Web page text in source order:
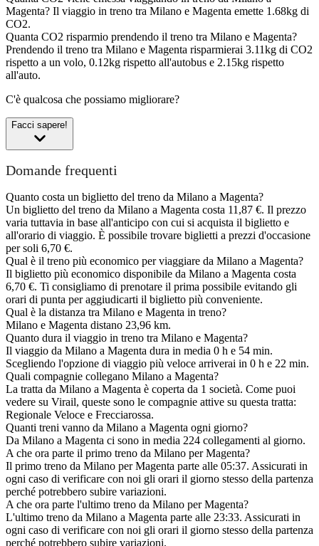
Magenta? Il viaggio in treno tra Milano e Magenta emette 1.68kg di
CO2.
Quanta CO2 risparmio prendendo il treno tra Milano e Magenta?
Prendendo il treno tra Milano e Magenta risparmierai 3.11kg di CO2
rispetto a un volo, 0.12kg rispetto all'autobus e 2.15kg rispetto
all'auto.
C'è qualcosa che possiamo migliorare?
Facci sapere!
Domande frequenti
Quanto costa un biglietto del treno da Milano a Magenta?
Un biglietto del treno da Milano a Magenta costa 11,87 €. Il prezzo
varia tuttavia in base all'anticipo con cui si acquista il biglietto e
all'orario di viaggio. È possibile trovare biglietti a prezzi d'occasione
per soli 6,70 €.
Qual è il treno più economico per viaggiare da Milano a Magenta?
Il biglietto più economico disponibile da Milano a Magenta costa
6,70 €. Ti consigliamo di prenotare il prima possibile evitando gli
orari di punta per aggiudicarti il biglietto più conveniente.
Qual è la distanza tra Milano e Magenta in treno?
Milano e Magenta distano 23,96 km.
Quanto dura il viaggio in treno tra Milano e Magenta?
Il viaggio da Milano a Magenta dura in media 0 h e 54 min.
Scegliendo l'opzione di viaggio più veloce arriverai in 0 h e 22 min.
Quali compagnie collegano Milano a Magenta?
La tratta da Milano a Magenta è coperta da 1 società. Come puoi
vedere su Virail, queste sono le compagnie attive su questa tratta:
Regionale Veloce e Frecciarossa.
Quanti treni vanno da Milano a Magenta ogni giorno?
Da Milano a Magenta ci sono in media 224 collegamenti al giorno.
A che ora parte il primo treno da Milano per Magenta?
Il primo treno da Milano per Magenta parte alle 05:37. Assicurati in
ogni caso di verificare con noi gli orari il giorno stesso della partenza
perché potrebbero subire variazioni.
A che ora parte l'ultimo treno da Milano per Magenta?
L'ultimo treno da Milano a Magenta parte alle 23:33. Assicurati in
ogni caso di verificare con noi gli orari il giorno stesso della partenza
perché potrebbero subire variazioni.